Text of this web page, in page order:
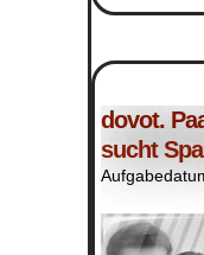
dovot.
sucht